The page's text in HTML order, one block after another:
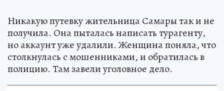
Никакую путевку жительница Самары так и не
получила. Она пыталась написать турагенту,
но аккаунт уже удалили. Женщина поняла, что
столкнулась с мошенниками, и обратилась в
полицию. Там завели уголовное дело.